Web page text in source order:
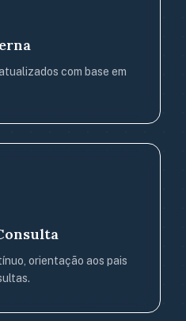
com base em
orientação aos pais